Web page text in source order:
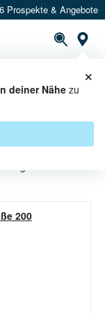
Prospekte & Angebote
deiner Nähezu
×
200